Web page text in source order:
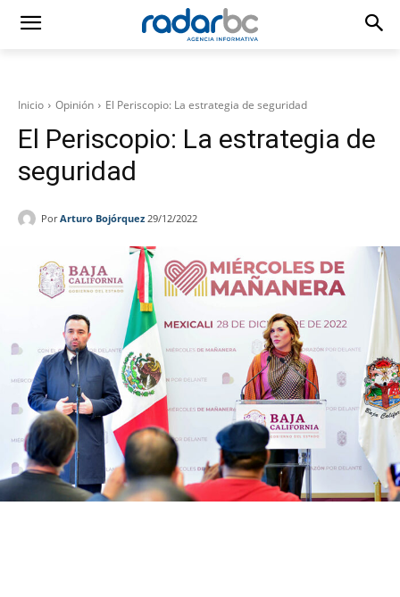
Inicio Opinión El Periscopio: La estrategia de seguridad
El Periscopio: La estrategia de
seguridad
Por Arturo Bojórquez 29/12/2022